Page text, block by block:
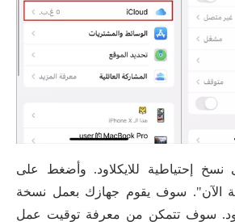
نسخ إحتياطية للايكلاود. وأضغط على
الآن". سوف يقوم جهازك بعمل نسخة
سوف تتمكن من معرفة توقيت عمل